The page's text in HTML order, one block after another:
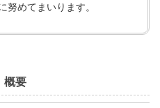
努めてまいります。
概要